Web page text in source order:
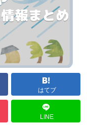
はてブ
LINE